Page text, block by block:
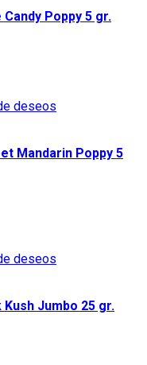
Poppy 5 gr.
deseos
Mandarin Poppy 5
deseos
Kush Jumbo 25 gr.